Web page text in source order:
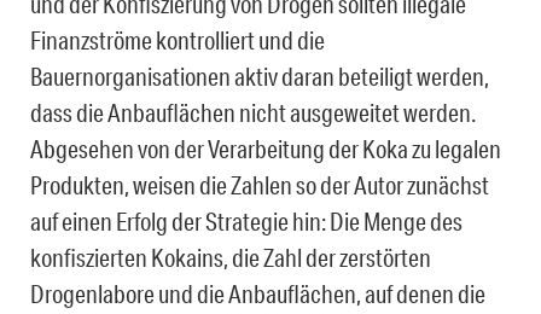
Finanzströme kontrolliert und die
Bauernorganisationen aktiv daran beteiligt werden,
dass die Anbauflächen nicht ausgeweitet werden.
Abgesehen von der Verarbeitung der Koka zu legalen
Produkten, weisen die Zahlen so der Autor zunächst
auf einen Erfolg der Strategie hin: Die Menge des
konfiszierten Kokains, die Zahl der zerstörten
Drogenlabore und die Anbauflächen, auf denen die